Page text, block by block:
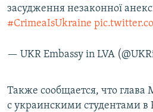
засудження незаконної
#CrimeaIsUkraine
— UKR Embassy in LVA
​Также сообщается, что глава
с украинскими студентами в